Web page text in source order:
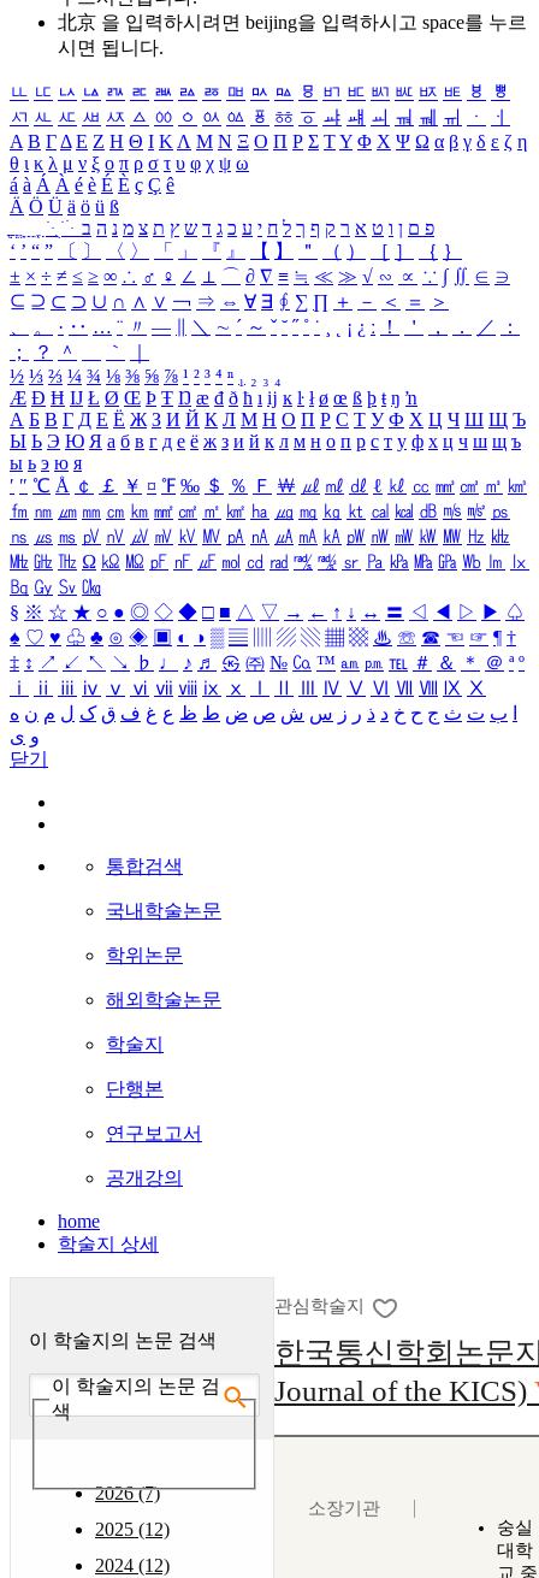
北京 을 입력하시려면 beijing을 입력하시고 space를 누르
시면 됩니다.
ㅥ ㅦ ㅧ ㅨ ㅩ ㅪ ㅫ ㅬ ㅭ ㅮ ㅯ ㅰ ㅱ ㅲ ㅳ ㅴ ㅵ ㅶ ㅷ ㅸ
ㅹ
ㅺ ㅻ ㅼ ㅽ ㅾ ㅿ ㆀ ㆁ ㆂ ㆃ ㆄ ㆅ ㆆ ㆇ ㆈ ㆉ ㆊ ㆋ ㆌ ㆍ
ㆎ
Α Β ΓΔ Ε Ζ Η Θ Ι ΚΛ Μ Ν Ξ Ο Π Ρ Σ ΤΥ Φ Χ Ψ Ω α β γ δ ε ζ η
θ ι κ λ μ ν ξ ο π ρ σ τ υ φ χ ψ ω
á à Á À é è É È ç Ç ê
Ä Ö Ü ä ö ü ß
ִֶֹ ֻּ ׁׂ פ ם ן ו ט א ר ק ף ך ל ח י ע כ ג ד ש ץ ת צ מ נ ה ב
‘ ’ “ ” 〔 〕 〈 〉 「 」 『 』 【 】 ＂ （ ） ［ ］ ｛ ｝
± × ÷ ≠ ≤ ≥ ∞ ∴ ♂ ♀ ∠ ⊥ ⌒ ∂ ∇ ≡ ≒ ≪ ≫ √ ∽ ∝ ∵ ∫ ∬ ∈ ∋
⊆ ⊇ ⊂ ⊃ ∪ ∩ ∧ ∨ ￢ ⇒ ⇔ ∀ ∃ ∮ ∑ ∏ ＋ － ＜ ＝
＞
、
。 · ‥ … ¨ 〃 ― ＼ ∼ ´ ～ ˇ ˘ ˝ ˚ ˙ ¸ ¡ ¿ ː ！ ＇ ， ． ／
：
；
？ ＾ ｀
½ ⅓ ⅔ ¼ ¾ ⅛ ⅜ ⅝ ⅞ ¹ ² ³ ⁴ ⁿ ₁ ₂ ₃ ₄
Æ Ð Ħ Ĳ Ł Ø Œ Þ Ŧ Ŋ æ đ ð ħ ı ĳ ĸ ŀ ł ø œ ß þ ŧ ŋ ŉ
А Б В Г Д Е Ё Ж З И Й К Л М Н О П Р С Т У Ф Х Ц Ч Ш Щ Ъ
Ы Ь Э Ю Я а б в г д е ё ж з и й к л м н о п р с т у ф х ц ч ш щ ъ
ы ь э ю я
′ ″ ℃ Å ￠ ￡ ￥ ¤ ℉ ‰ ＄ ％ Ｆ ￦ ㎕ ㎖ ㎗ ℓ ㎘ ㏄ ㎣ ㎤ ㎥ ㎦
㎙ ㎚ ㎛ ㎜ ㎝ ㎞ ㎟ ㎠ ㎡ ㎢ ㏊ ㎍ ㎎ ㎏ ㏏ ㎈ ㎉ ㏈ ㎧ ㎨ ㎰
㎱ ㎲ ㎳ ㎴ ㎵ ㎶ ㎷ ㎸ ㎹ ㎀ ㎁ ㎂ ㎃ ㎄ ㎺ ㎻ ㎽ ㎾ ㎿ ㎐ ㎑
㎒ ㎓ ㎔ Ω ㏀ ㏁ ㎊ ㎋ ㎌ ㏖ ㏅ ㎭ ㎮ ㎯ ㏛ ㎩ ㎪ ㎫ ㎬ ㏝ ㏐
㏓
㏃ ㏉ ㏜ ㏆
§ ※ ☆ ★ ○ ● ◎ ◇ ◆ □ ■ △ ▽ → ← ↑ ↓ ↔ 〓 ◁ ◀ ▷ ▶ ♤
♠ ♡ ♥ ♧ ♣ ⊙ ◈ ▣ ◐ ◑ ▒ ▤ ▨ ▧ ▦ ▩ ♨ ☏ ☎ ☜ ☞ ¶ †
‡ ↕ ↗ ↙ ↖ ↘ ♭ ♩ ♪ ♬ ㉿ ㈜ № ㏇ ™ ㏂ ㏘ ℡ ＃ ＆ ＊ ＠ ª º
ⅰ
ⅱ ⅲ ⅳ ⅴ ⅵ ⅶ ⅷ ⅸ ⅹ Ⅳ Ⅴ Ⅵ Ⅶ Ⅷ Ⅸ Ⅹ
ب ت ث ج ح خ د ذ ر ز س ش ص ض ط ظ ع غ ف ق ک ل م ن ه
و ی
닫기
통합검색
국내학술논문
학위논문
해외학술논문
학술지
단행본
연구보고서
공개강의
home
학술지 상세
이 학술지의 논문 검색
이 학술지의 논문 검
색
2026 (7)
2025 (12)
2024 (12)
관심학술지
한국통신학회논문
Journal of the KICS)
소장기관
숭실
대학
교 중